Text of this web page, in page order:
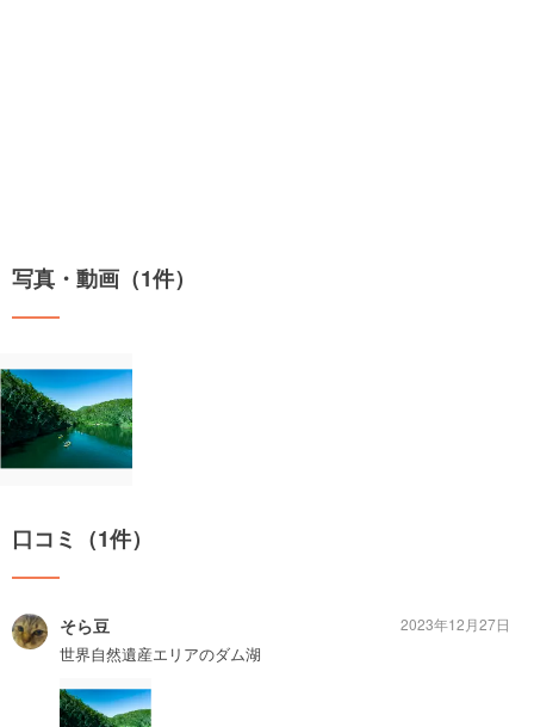
写真・動画（1件）
口コミ（1件）
そら豆
世界自然遺産エリアのダム湖
2023年12月27日